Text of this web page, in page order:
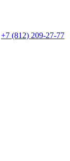
+7 (812) 209-27-77